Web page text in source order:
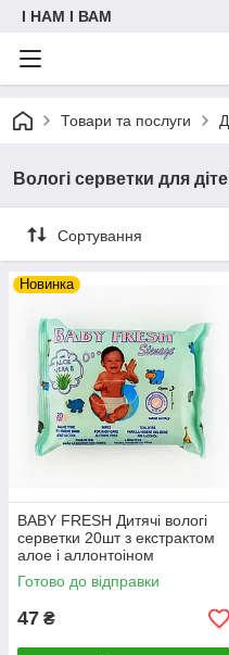
I НАМ I ВАМ
Товари та послуги
Вологі серветки для
Сортування
Новинка
BABY FRESH Дитячі вологі
серветки 20шт з екстрактом
алое і аллонтоіном
Готово до відправки
47 ₴